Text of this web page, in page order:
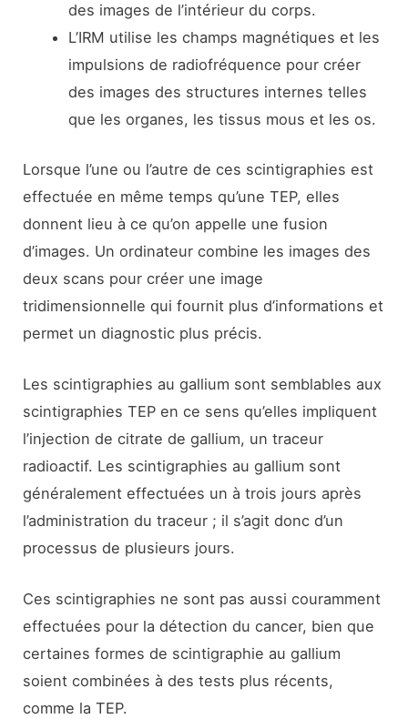
des images de l’intérieur du corps.
L’IRM utilise les champs magnétiques et les
impulsions de radiofréquence pour créer
des images des structures internes telles
que les organes, les tissus mous et les os.
Lorsque l’une ou l’autre de ces scintigraphies est
effectuée en même temps qu’une TEP, elles
donnent lieu à ce qu’on appelle une fusion
d’images. Un ordinateur combine les images des
deux scans pour créer une image
tridimensionnelle qui fournit plus d’informations et
permet un diagnostic plus précis.
Les scintigraphies au gallium sont semblables aux
scintigraphies TEP en ce sens qu’elles impliquent
l’injection de citrate de gallium, un traceur
radioactif. Les scintigraphies au gallium sont
généralement effectuées un à trois jours après
l’administration du traceur ; il s’agit donc d’un
processus de plusieurs jours.
Ces scintigraphies ne sont pas aussi couramment
effectuées pour la détection du cancer, bien que
certaines formes de scintigraphie au gallium
soient combinées à des tests plus récents,
comme la TEP.